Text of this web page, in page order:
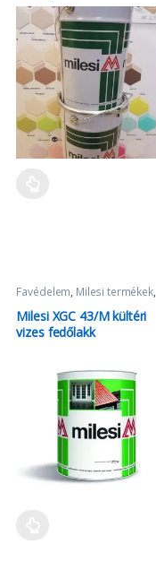
Favédelem, Milesi termékek,
Vízbázisú lazúrok
Milesi XGC 43/M kültéri
vizes fedőlakk